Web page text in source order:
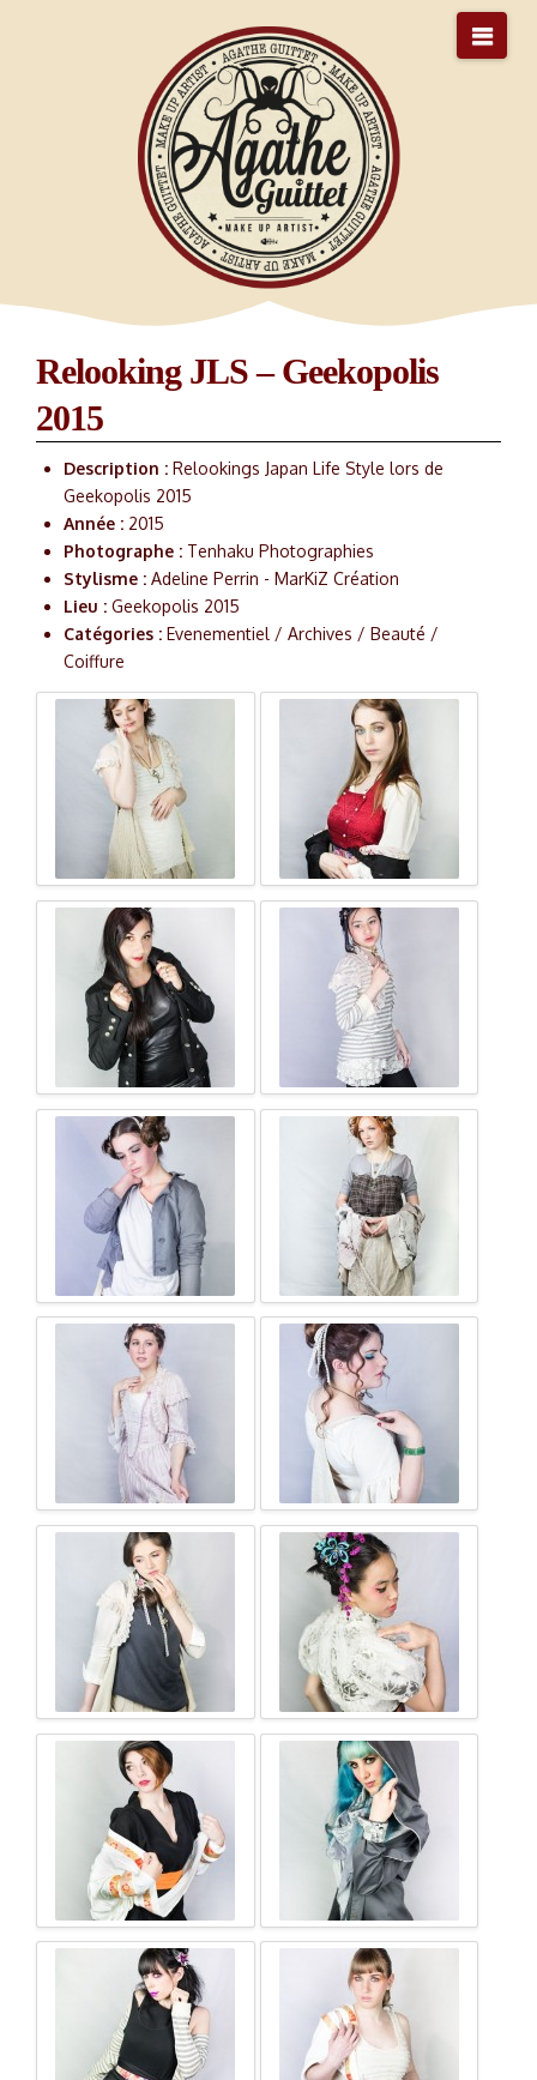
Relooking JLS – Geekopolis
2015
Description :Relookings Japan Life Style lors de
Geekopolis 2015
Année : 2015
Photographe : Tenhaku Photographies
Stylisme :Adeline Perrin - MarKiZ Création
Lieu :Geekopolis 2015
Catégories :Evenementiel / Archives / Beauté /
Coiffure